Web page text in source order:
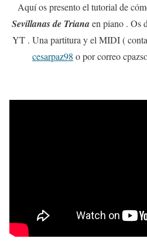
Aquí os presento el tutorial de
Sevillanas de Trianaen piano . Os
YT . Una partitura y el MIDI (
cesarpaz98 o por correo